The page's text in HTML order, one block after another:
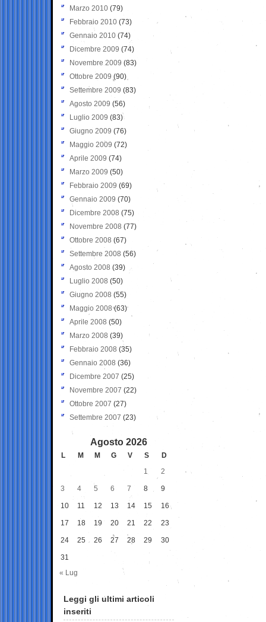
Marzo 2010 (79)
Febbraio 2010 (73)
Gennaio 2010 (74)
Dicembre 2009 (74)
Novembre 2009 (83)
Ottobre 2009 (90)
Settembre 2009 (83)
Agosto 2009 (56)
Luglio 2009 (83)
Giugno 2009 (76)
Maggio 2009 (72)
Aprile 2009 (74)
Marzo 2009 (50)
Febbraio 2009 (69)
Gennaio 2009 (70)
Dicembre 2008 (75)
Novembre 2008 (77)
Ottobre 2008 (67)
Settembre 2008 (56)
Agosto 2008 (39)
Luglio 2008 (50)
Giugno 2008 (55)
Maggio 2008(63)
Aprile 2008 (50)
Marzo 2008 (39)
Febbraio 2008 (35)
Gennaio 2008 (36)
Dicembre 2007 (25)
Novembre 2007 (22)
Ottobre 2007 (27)
Settembre 2007 (23)
Agosto 2026
L M M G V S
D
1
2
3 4 5 6 7 8 9
10 11 12 13 14 15 16
17 18 19 20 21 22 23
24 25 26 27 28 29 30
31
« Lug
Leggi gli ultimi articoli
inseriti